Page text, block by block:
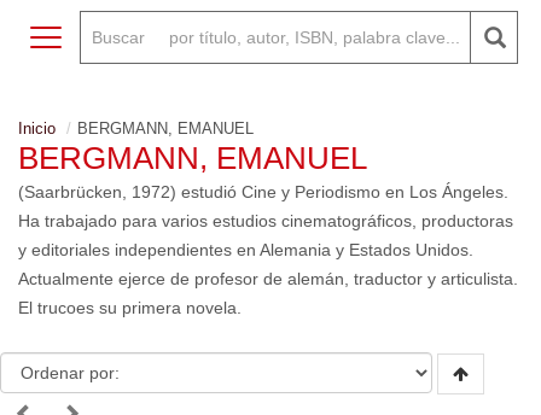
Toggle navigation
Inicio BERGMANN, EMANUEL
BERGMANN, EMANUEL
(Saarbrücken, 1972) estudió Cine y Periodismo en Los Ángeles.
Ha trabajado para va­rios estudios cinematográficos, productoras
y edito­riales independientes en Alemania y Estados Unidos.
Actualmente ejerce de profesor de alemán, traductor y articulista.
El trucoes su primera novela.